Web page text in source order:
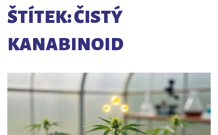
ŠTÍTEK: ČISTÝ
KANABINOID